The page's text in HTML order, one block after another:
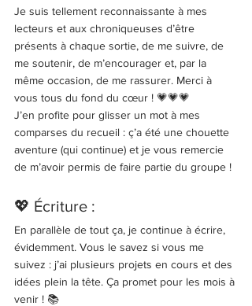
Je suis tellement reconnaissante à mes
lecteurs et aux chroniqueuses d’être
présents à chaque sortie, de me suivre, de
me soutenir, de m’encourager et, par la
même occasion, de me rassurer. Merci à
vous tous du fond du cœur ! 💗💗💗
J’en profite pour glisser un mot à mes
comparses du recueil : ç’a été une chouette
aventure (qui continue) et je vous remercie
de m’avoir permis de faire partie du groupe !
💖 Écriture :
En parallèle de tout ça, je continue à écrire,
évidemment. Vous le savez si vous me
suivez : j’ai plusieurs projets en cours et des
idées plein la tête. Ça promet pour les mois à
venir ! 📚